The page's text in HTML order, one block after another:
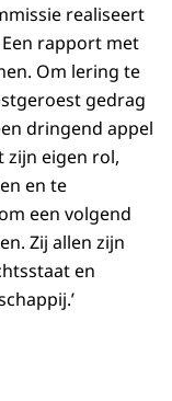
realiseert
rapport met
Om lering te
gedrag
dringend appel
zijn eigen rol,
en te
een volgend
Zij allen zijn
en